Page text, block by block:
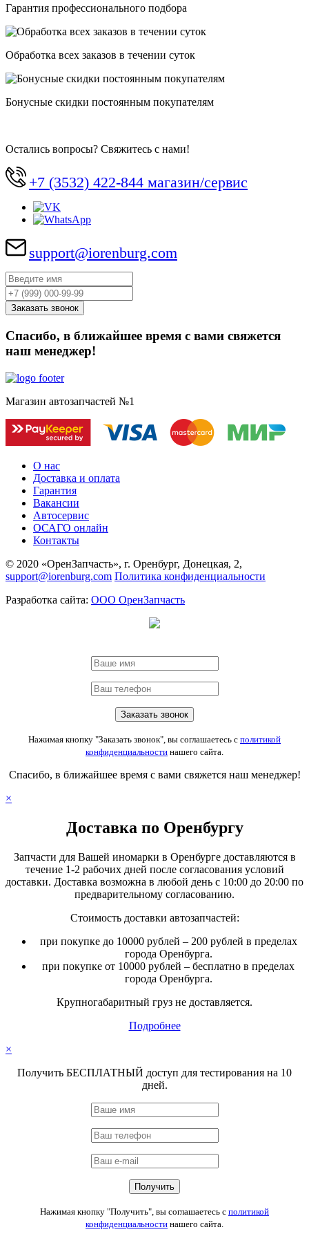
Гарантия профессионального подбора
Обработка всех заказов в течении суток
Бонусные скидки постоянным покупателям
Остались вопросы? Свяжитесь с нами!
+7 (3532) 422-844 магазин/сервис
support@iorenburg.com
Спасибо, в ближайшее время с вами свяжется
наш менеджер!
Магазин автозапчастей №1
О нас
Доставка и оплата
Гарантия
Вакансии
Автосервис
ОСАГО онлайн
Контакты
© 2020 «ОренЗапчасть», г. Оренбург, Донецкая, 2,
support@iorenburg.com Политика конфиденциальности
Разработка сайта: ООО ОренЗапчасть
Нажимая кнопку "Заказать звонок", вы соглашаетесь с политикой
конфиденциальности нашего сайта.
Спасибо, в ближайшее время с вами свяжется наш менеджер!
×
Доставка по Оренбургу
Запчасти для Вашей иномарки в Оренбурге доставляются в
течение 1-2 рабочих дней после согласования условий
доставки. Доставка возможна в любой день с 10:00 до 20:00 по
предварительному согласованию.
Стоимость доставки автозапчастей:
при покупке до 10000 рублей – 200 рублей в пределах
города Оренбурга.
при покупке от 10000 рублей – бесплатно в пределах
города Оренбурга.
Крупногабаритный груз не доставляется.
Подробнее
×
Получить БЕСПЛАТНЫЙ доступ для тестирования на 10
дней.
Нажимая кнопку "Получить", вы соглашаетесь с политикой
конфиденциальности нашего сайта.